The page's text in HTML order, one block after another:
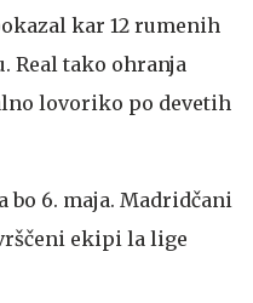
kar 12 rumenih
Real tako ohranja
lovoriko po devetih
bo 6. maja. Madridčani
ekipi la lige